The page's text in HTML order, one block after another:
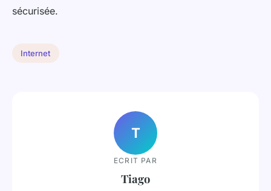
sécurisée.
Internet
T
ECRIT PAR
Tiago